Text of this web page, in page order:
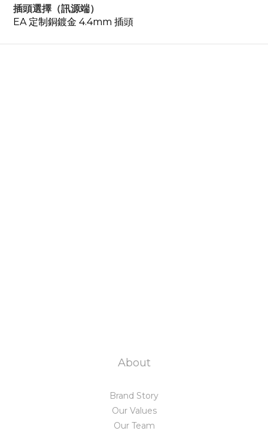
插頭選擇（訊源端）
EA 定制銅鍍金 4.4mm 插頭
About
Brand Story
Our Values
Our Team